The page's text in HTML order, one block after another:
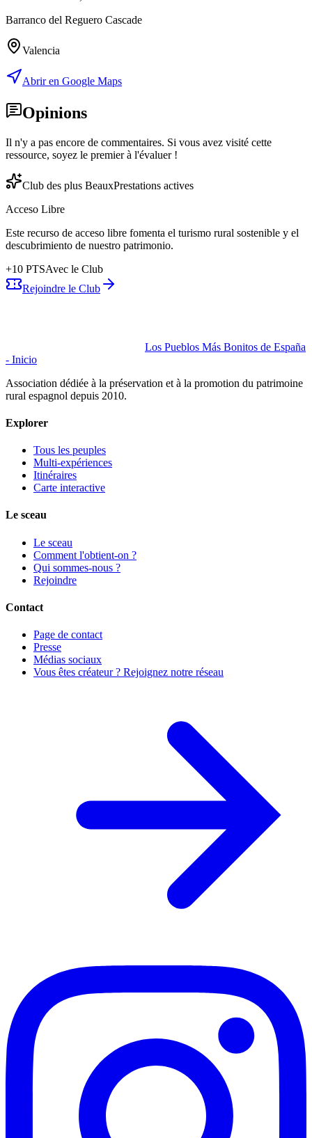
Barranco del Reguero Cascade
Valencia
Abrir en Google Maps
Opinions
Il n'y a pas encore de commentaires. Si vous avez visité cette
ressource, soyez le premier à l'évaluer !
Club des plus BeauxPrestations actives
Acceso Libre
Este recurso de acceso libre fomenta el turismo rural sostenible y el
descubrimiento de nuestro patrimonio.
+10 PTSAvec le Club
Rejoindre le Club
Los Pueblos Más Bonitos de España
- Inicio
Association dédiée à la préservation et à la promotion du patrimoine
rural espagnol depuis 2010.
Explorer
Tous les peuples
Multi-expériences
Itinéraires
Carte interactive
Le sceau
Le sceau
Comment l'obtient-on ?
Qui sommes-nous ?
Rejoindre
Contact
Page de contact
Presse
Médias sociaux
Vous êtes créateur ? Rejoignez notre réseau